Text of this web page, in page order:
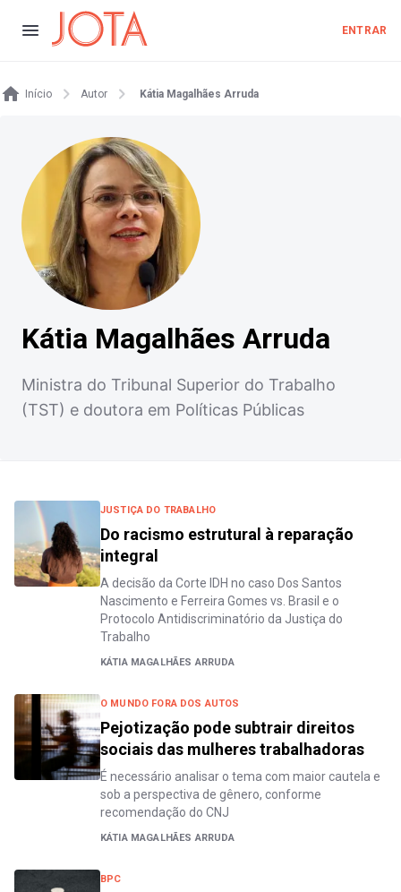
ENTRAR
Início Autor Kátia Magalhães Arruda
Kátia Magalhães Arruda
Ministra do Tribunal Superior do Trabalho
(TST) e doutora em Políticas Públicas
JUSTIÇA DO TRABALHO
Do racismo estrutural à reparação
integral
A decisão da Corte IDH no caso Dos Santos
Nascimento e Ferreira Gomes vs. Brasil e o
Protocolo Antidiscriminatório da Justiça do
Trabalho
KÁTIA MAGALHÃES ARRUDA
O MUNDO FORA DOS AUTOS
Pejotização pode subtrair direitos
sociais das mulheres trabalhadoras
É necessário analisar o tema com maior cautela e
sob a perspectiva de gênero, conforme
recomendação do CNJ
KÁTIA MAGALHÃES ARRUDA
BPC